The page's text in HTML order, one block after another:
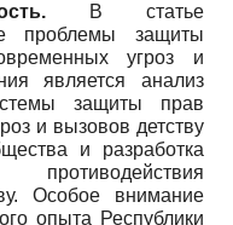
В статье
проблемы защиты
угроз и
является анализ
защиты прав
и вызовов детству
и разработка
Особое внимание
опыта Республики